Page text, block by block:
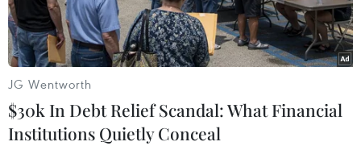
JG Wentworth
$30k In Debt Relief Scandal: What Financial
Institutions Quietly Conceal